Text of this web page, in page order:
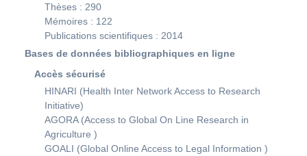
Thèses : 290
Mémoires : 122
Publications scientifiques : 2014
Bases de données bibliographiques en ligne
Accès sécurisé
HINARI (Health Inter Network Access to Research
Initiative)
AGORA (Access to Global On Line Research in
Agriculture )
GOALI (Global Online Access to Legal Information )